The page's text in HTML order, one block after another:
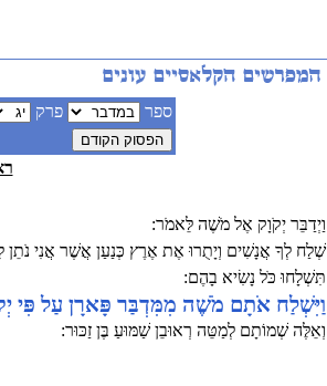
ספר פרק
וַיְדַבֵּר יְקֹוָק אֶל מֹשֶׁה לֵּאמֹר:
שְׁלַח לְךָ אֲנָשִׁים וְיָתֻרוּ אֶת אֶרֶץ כְּנַעַן אֲשֶׁר אֲנִי
תִּשְׁלָחוּ כֹּל נָשִׂיא בָהֶם:
וַיִּשְׁלַח אֹתָם מֹשֶׁה מִמִּדְבַּר פָּארָן עַל פִּי
וְאֵלֶּה שְׁמוֹתָם לְמַטֵּה רְאוּבֵן שַׁמּוּעַ בֶּן זַכּוּר: